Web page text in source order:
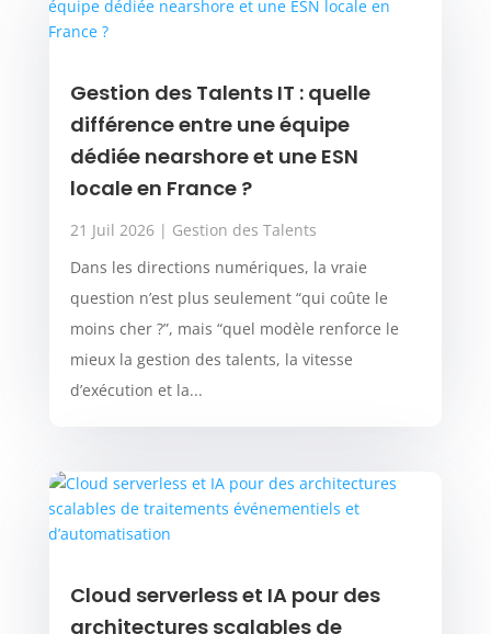
Gestion des Talents IT : quelle
différence entre une équipe
dédiée nearshore et une ESN
locale en France ?
21 Juil 2026| Gestion des Talents
Dans les directions numériques, la vraie
question n’est plus seulement “qui coûte le
moins cher ?”, mais “quel modèle renforce le
mieux la gestion des talents, la vitesse
d’exécution et la...
Cloud serverless et IA pour des
architectures scalables de